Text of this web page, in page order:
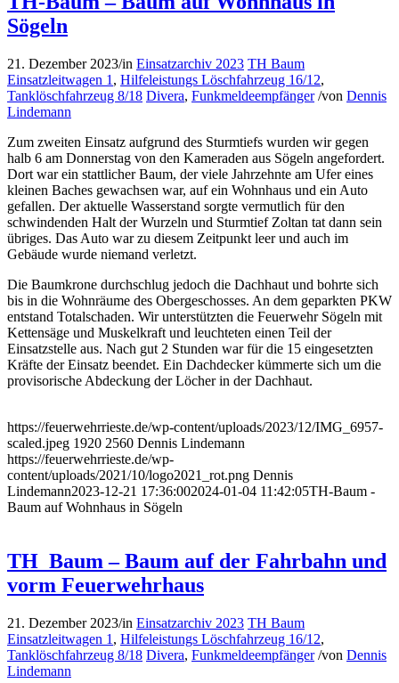
Sögeln
21. Dezember 2023/in Einsatzarchiv 2023 TH Baum
Einsatzleitwagen 1 , Hilfeleistungs Löschfahrzeug 16/12,
Tanklöschfahrzeug 8/18 Divera, Funkmeldeempfänger /von Dennis
Lindemann
Zum zweiten Einsatz aufgrund des Sturmtiefs wurden wir gegen
halb 6 am Donnerstag von den Kameraden aus Sögeln angefordert.
Dort war ein stattlicher Baum, der viele Jahrzehnte am Ufer eines
kleinen Baches gewachsen war, auf ein Wohnhaus und ein Auto
gefallen. Der aktuelle Wasserstand sorgte vermutlich für den
schwindenden Halt der Wurzeln und Sturmtief Zoltan tat dann sein
übriges. Das Auto war zu diesem Zeitpunkt leer und auch im
Gebäude wurde niemand verletzt.
Die Baumkrone durchschlug jedoch die Dachhaut und bohrte sich
bis in die Wohnräume des Obergeschosses. An dem geparkten PKW
entstand Totalschaden. Wir unterstützten die Feuerwehr Sögeln mit
Kettensäge und Muskelkraft und leuchteten einen Teil der
Einsatzstelle aus. Nach gut 2 Stunden war für die 15 eingesetzten
Kräfte der Einsatz beendet. Ein Dachdecker kümmerte sich um die
provisorische Abdeckung der Löcher in der Dachhaut.
https://feuerwehrrieste.de/wp-content/uploads/2023/12/IMG_6957-
scaled.jpeg 1920 2560 Dennis Lindemann
https://feuerwehrrieste.de/wp-
content/uploads/2021/10/logo2021_rot.png Dennis
Lindemann2023-12-21 17:36:002024-01-04 11:42:05TH-Baum -
Baum auf Wohnhaus in Sögeln
TH_Baum – Baum auf der Fahrbahn und
vorm Feuerwehrhaus
21. Dezember 2023/in Einsatzarchiv 2023 TH Baum
Einsatzleitwagen 1 , Hilfeleistungs Löschfahrzeug 16/12,
Tanklöschfahrzeug 8/18 Divera, Funkmeldeempfänger /von Dennis
Lindemann